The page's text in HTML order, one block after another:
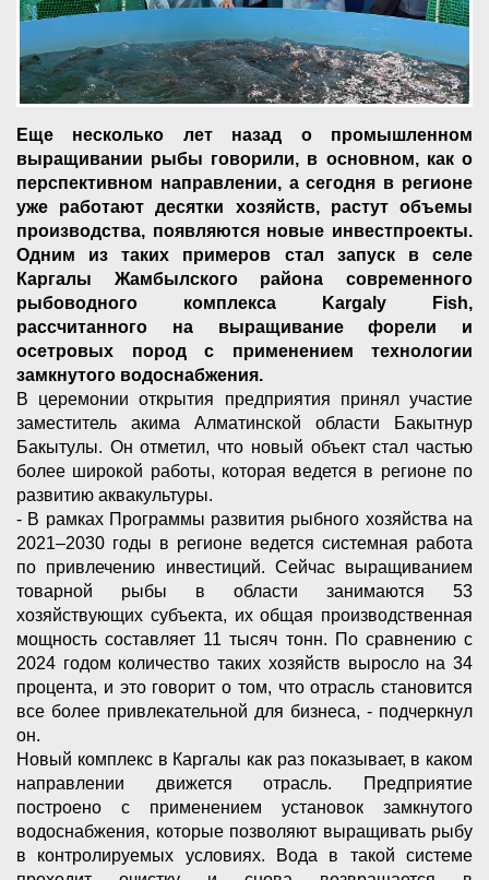
Еще несколько лет назад о промышленном
выращивании рыбы говорили, в основном, как о
перспективном направлении, а сегодня в регионе
уже работают десятки хозяйств, растут объемы
производства, появляются новые инвестпроекты.
Одним из таких примеров стал запуск в селе
Каргалы Жамбылского района современного
рыбоводного комплекса Kargaly Fish,
рассчитанного на выращивание форели и
осетровых пород с применением технологии
замкнутого водоснабжения.
В церемонии открытия предприятия принял участие
заместитель акима Алматинской области Бакытнур
Бакытулы. Он отметил, что новый объект стал частью
более широкой работы, которая ведется в регионе по
развитию аквакультуры.
- В рамках Программы развития рыбного хозяйства на
2021–2030 годы в регионе ведется системная работа
по привлечению инвестиций. Сейчас выращиванием
товарной рыбы в области занимаются 53
хозяйствующих субъекта, их общая производственная
мощность составляет 11 тысяч тонн. По сравнению с
2024 годом количество таких хозяйств выросло на 34
процента, и это говорит о том, что отрасль становится
все более привлекательной для бизнеса, - подчеркнул
он.
Новый комплекс в Каргалы как раз показывает, в каком
направлении движется отрасль. Предприятие
построено с применением установок замкнутого
водоснабжения, которые позволяют выращивать рыбу
в контролируемых условиях. Вода в такой системе